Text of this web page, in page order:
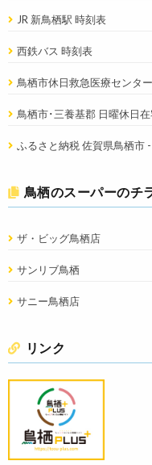
JR 新鳥栖駅 時刻表
西鉄バス 時刻表
鳥栖市休日救急医療センタ
鳥栖市･三養基郡 日曜休日
ふるさと納税 佐賀県鳥栖市
鳥栖のスーパーのチ
ザ・ビッグ鳥栖店
サンリブ鳥栖
サニー鳥栖店
リンク